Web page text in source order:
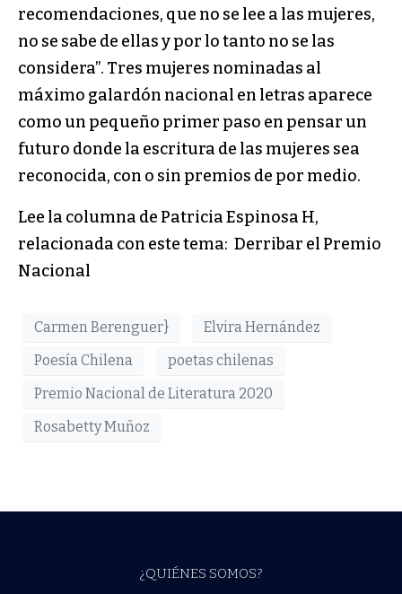
recomendaciones, que no se lee a las mujeres,
no se sabe de ellas y por lo tanto no se las
considera”. Tres mujeres nominadas al
máximo galardón nacional en letras aparece
como un pequeño primer paso en pensar un
futuro donde la escritura de las mujeres sea
reconocida, con o sin premios de por medio.
Lee la columna de Patricia Espinosa H,
relacionada con este tema: Derribar el Premio
Nacional
Carmen Berenguer}
Elvira Hernández
Poesía Chilena
poetas chilenas
Premio Nacional de Literatura 2020
Rosabetty Muñoz
¿QUIÉNES SOMOS?